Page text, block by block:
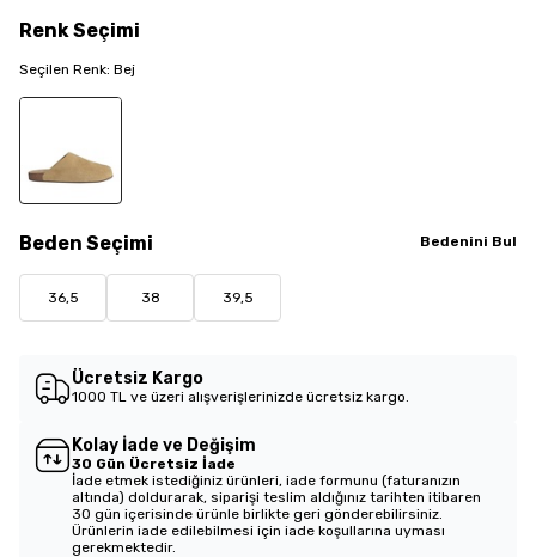
Beden Seçimi Bedenini Bul
36,5 38 39,5
RenkSeçimi
Seçilen Renk: Bej
Ücretsiz Kargo
1000 TL ve üzeri alışverişlerinizde ücretsiz kargo.
Kolay İade ve Değişim
30 Gün Ücretsiz İade
İade etmek istediğiniz ürünleri, iade formunu (faturanızın
altında) doldurarak, siparişi teslim aldığınız tarihten itibaren
30 gün içerisinde ürünle birlikte geri gönderebilirsiniz.
Ürünlerin iade edilebilmesi için iade koşullarına uyması
gerekmektedir.